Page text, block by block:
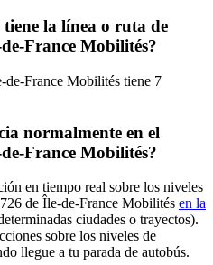
tiene la línea o ruta de
France Mobilités?
France Mobilités tiene 7
normalmente en el
France Mobilités?
en tiempo real sobre los niveles
de Île-de-France Mobilités en la
ciudades o trayectos).
sobre los niveles de
llegue a tu parada de autobús.